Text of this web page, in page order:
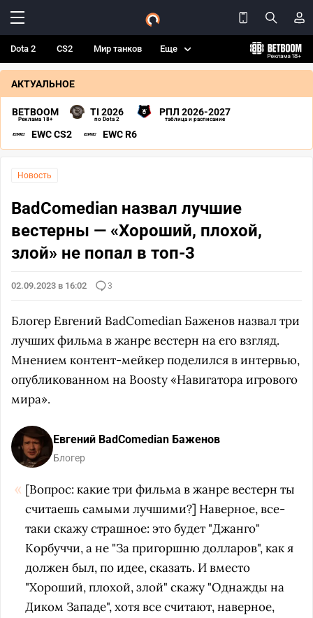
Dota 2 CS2 Мир танков Еще
АКТУАЛЬНОЕ
BETBOOM
Реклама 18+
TI 2026
по Dota 2
РПЛ 2026-2027
таблица и расписание
EWC CS2 EWC R6
Новость
BadComedian назвал лучшие
вестерны — «Хороший, плохой,
злой» не попал в топ-3
02.09.2023 в 16:02 3
Блогер Евгений BadComedian Баженов назвал три
лучших фильма в жанре вестерн на его взгляд.
Мнением контент-мейкер поделился в интервью,
опубликованном на Boosty «Навигатора игрового
мира».
Евгений BadComedian Баженов
Блогер
[Вопрос: какие три фильма в жанре вестерн ты
считаешь самыми лучшими?] Наверное, все-
таки скажу страшное: это будет "Джанго"
Корбуччи, а не "За пригоршню долларов", как я
должен был, по идее, сказать. И вместо
"Хороший, плохой, злой" скажу "Однажды на
Диком Западе", хотя все считают, наверное,